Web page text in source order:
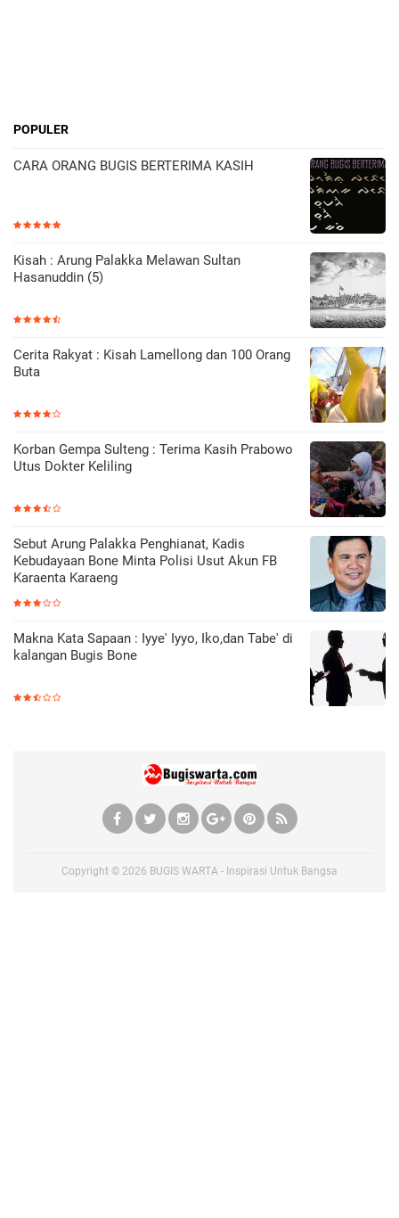
POPULER
CARA ORANG BUGIS BERTERIMA KASIH
Kisah : Arung Palakka Melawan Sultan
Hasanuddin (5)
Cerita Rakyat : Kisah Lamellong dan 100 Orang
Buta
Korban Gempa Sulteng : Terima Kasih Prabowo
Utus Dokter Keliling
Sebut Arung Palakka Penghianat, Kadis
Kebudayaan Bone Minta Polisi Usut Akun FB
Karaenta Karaeng
Makna Kata Sapaan : Iyye' Iyyo, Iko,dan Tabe' di
kalangan Bugis Bone
Copyright © 2026 BUGIS WARTA - Inspirasi Untuk Bangsa